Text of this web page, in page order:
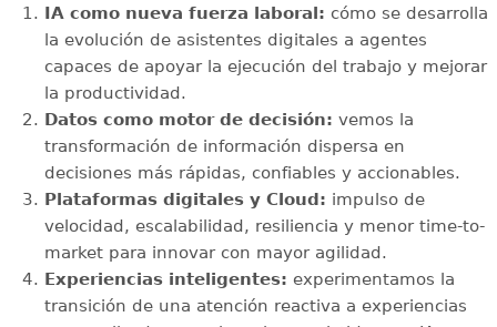
IA como nueva fuerza laboral: cómo se desarrolla
la evolución de asistentes digitales a agentes
capaces de apoyar la ejecución del trabajo y mejorar
la productividad.
Datos como motor de decisión: vemos la
transformación de información dispersa en
decisiones más rápidas, confiables y accionables.
Plataformas digitales y Cloud: impulso de
velocidad, escalabilidad, resiliencia y menor time-to-
market para innovar con mayor agilidad.
Experiencias inteligentes: experimentamos la
transición de una atención reactiva a experiencias